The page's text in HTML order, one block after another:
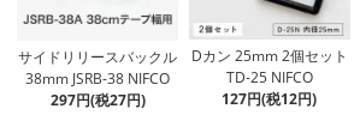
サイドリリースバックル
38mm JSRB-38 NIFCO
297円(税27円)
Dカン 25mm 2個セット
TD-25 NIFCO
127円(税12円)